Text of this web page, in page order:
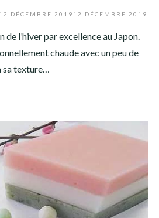
12 DÉCEMBRE 2019 12 DÉCEMBRE 2019
de l’hiver par excellence au Japon.
chaude avec un peu de
sa texture…